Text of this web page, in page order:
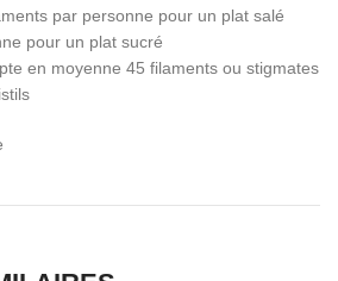
par personne pour un plat salé
pour un plat sucré
en moyenne 45 filaments ou stigmates